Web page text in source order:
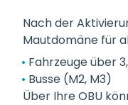
Nach der
Mautdomäne für
Fahrzeuge über
Busse (M2, M3)
Über Ihre OBU